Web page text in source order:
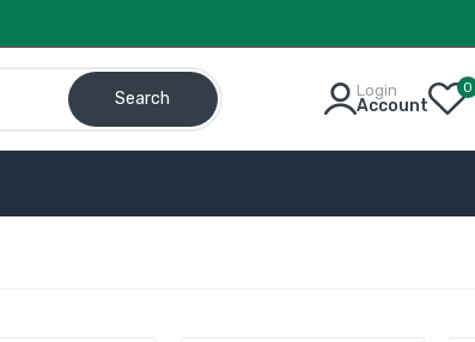
Search Login
Account
0